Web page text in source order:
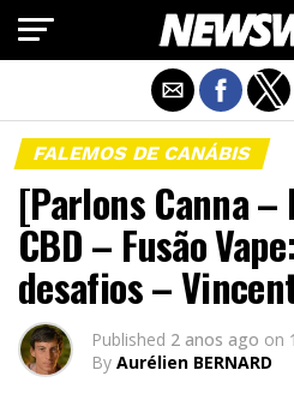
FALEMOS DE CANÁBIS
[Parlons Canna
CBD – Fusão
desafios –
Published 2 anos ago on
By Aurélien BERNARD
Exit mobile